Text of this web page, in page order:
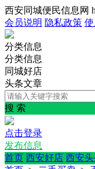
西安同城便民信息网
会员说明 隐私政策
分类信息
分类信息
同城好店
头条文章
搜 索
点击登录
发布信息
首页 西安好店 西安